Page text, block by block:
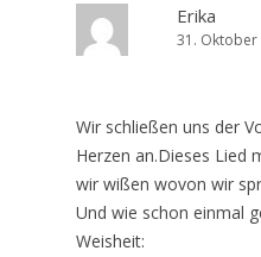
Erika
31. Oktober
Wir schließen uns der
Herzen an.Dieses Lied
wir wißen wovon wir
Und wie schon einmal
Weisheit: